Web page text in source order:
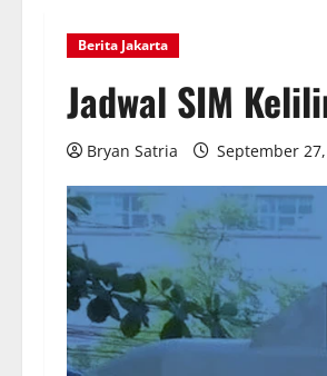
Berita Jakarta
Jadwal SIM
Bryan Satria September